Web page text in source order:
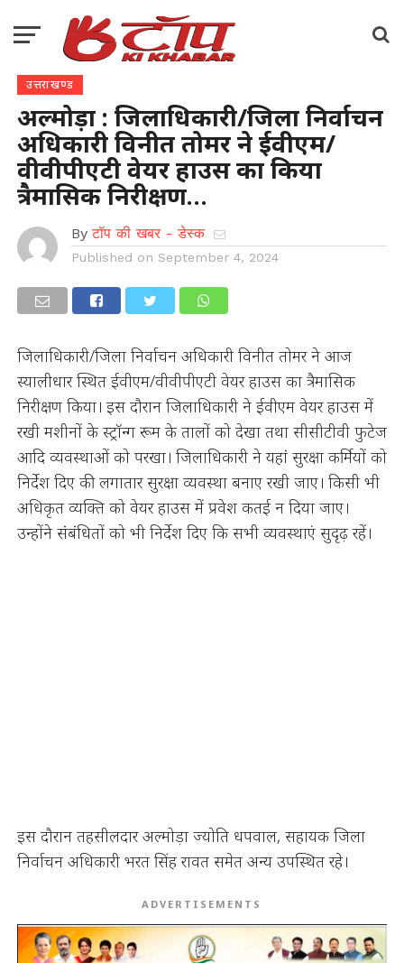
उत्तराखण्ड
अल्मोड़ा : जिलाधिकारी/जिला निर्वाचन
अधिकारी विनीत तोमर ने ईवीएम/
वीवीपीएटी वेयर हाउस का किया
त्रैमासिक निरीक्षण…
By टॉप की खबर - डेस्क
Published on September 4, 2024
जिलाधिकारी/जिला निर्वाचन अधिकारी विनीत तोमर ने आज
स्यालीधार स्थित ईवीएम/वीवीपीएटी वेयर हाउस का त्रैमासिक
निरीक्षण किया। इस दौरान जिलाधिकारी ने ईवीएम वेयर हाउस में
रखी मशीनों के स्ट्रॉन्ग रूम के तालों को देखा तथा सीसीटीवी फुटेज
आदि व्यवस्थाओं को परखा। जिलाधिकारी ने यहां सुरक्षा कर्मियों को
निर्देश दिए की लगातार सुरक्षा व्यवस्था बनाए रखी जाए। किसी भी
अधिकृत व्यक्ति को वेयर हाउस में प्रवेश कतई न दिया जाए।
उन्होंने संबंधितों को भी निर्देश दिए कि सभी व्यवस्थाएं सुदृढ़ रहें।
इस दौरान तहसीलदार अल्मोड़ा ज्योति धपवाल, सहायक जिला
निर्वाचन अधिकारी भरत सिंह रावत समेत अन्य उपस्थित रहे।
ADVERTISEMENTS